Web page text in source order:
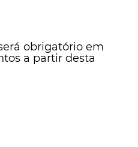
obrigatório em
a partir desta